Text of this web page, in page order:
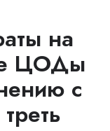
на
ЦОДы
с